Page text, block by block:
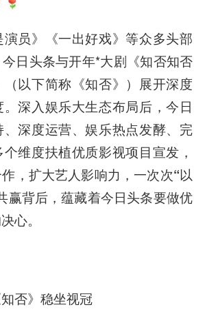
员》《一出好戏》等众多头部
日头条与开年*大剧《知否知否
以下简称《知否》）展开深度
。深入娱乐大生态布局后，今日
深度运营、娱乐热点发酵、完
维度扶植优质影视项目宣发，
，扩大艺人影响力，一次次“以
赢背后，蕴藏着今日头条要做优
心。
否》稳坐视冠